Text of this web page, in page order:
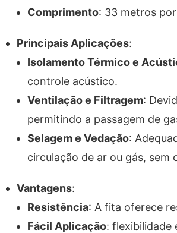
Comprimento: 33 metros
Principais Aplicações:
Isolamento Térmico e
controle acústico.
Ventilação e Filtragem:
permitindo a passagem de
Selagem e Vedação:
circulação de ar ou gás,
Vantagens:
Resistência: A fita oferece
Fácil Aplicação: flexibilidade